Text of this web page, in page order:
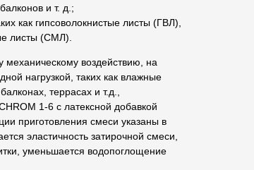
и т. д.;
как гипсоволокнистые листы (ГВЛ),
листы (СМЛ).
воздействию, на
нагрузкой, таких как влажные
террасах и т.д.,
1-6 с латексной добавкой
приготовления смеси указаны в
эластичность затирочной смеси,
уменьшается водопоглощение